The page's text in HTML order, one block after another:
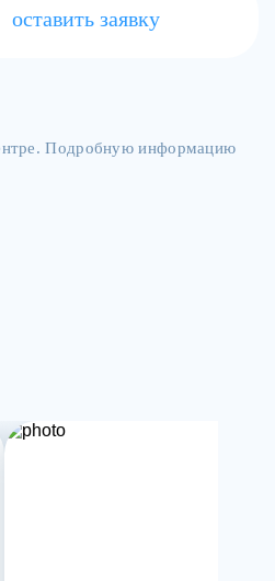
оставить заявку
Подробную информацию